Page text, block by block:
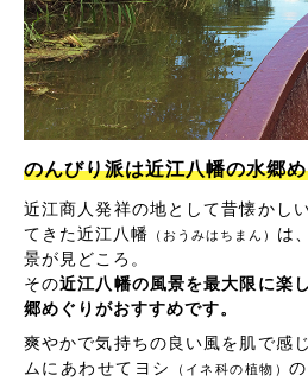
のんびり派は近江八幡の水郷
近江商人発祥の地として昔懐かし
てきた近江八幡 （おうみはちまん） は
景が見どころ。
その近江八幡の風景を最大限に楽
郷めぐりがおすすめです。
爽やかで気持ちの良い風を肌で感
ムにあわせてヨシ
（イネ科の植物）